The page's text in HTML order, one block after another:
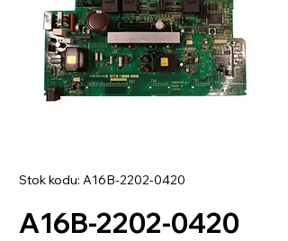
Stok kodu: A16B-2202-0420
A16B-2202-0420